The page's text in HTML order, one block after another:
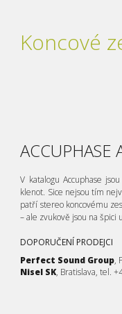
Koncové
ACCUPHASE
V katalogu Accuphase
klenot. Sice nejsou tím
patří stereo koncovému
– ale zvukově jsou na špici
DOPORUČENÍ PRODEJCI
Perfect Sound Group,
Nisel SK, Bratislava, tel.